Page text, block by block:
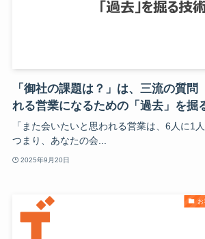
「御社の課題は？」は、三流の質
れる営業になるための「過去」を掘
「また会いたいと思われる営業は、6人に1
つまり、あなたの会...
2025年9月20日
お